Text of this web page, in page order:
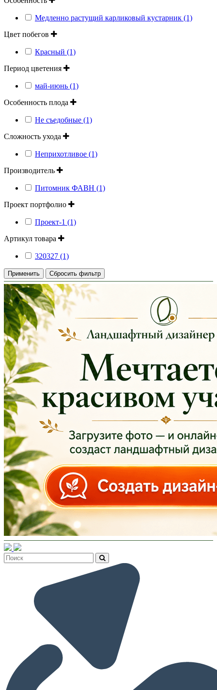
Медленно растущий карликовый кустарник (1)
Цвет побегов
Красный (1)
Период цветения
май-июнь (1)
Особенность плода
Не съедобные (1)
Сложность ухода
Неприхотливое (1)
Производитель
Питомник ФАВН (1)
Проект портфолио
Проект-1 (1)
Артикул товара
320327 (1)
Применить Сбросить фильтр